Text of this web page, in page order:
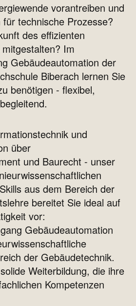
vorantreiben und
technische Prozesse?
des effizienten
Im
Gebäudeautomation der
Biberach lernen Sie
benötigen - flexibel,
und
über
und Baurecht - unser
aus dem Bereich der
bereitet Sie ideal auf
vor:
Gebäudeautomation
der Gebäudetechnik.
Weiterbildung, die ihre
Kompetenzen